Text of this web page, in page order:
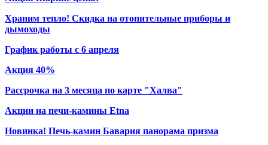
Храним тепло! Скидка на отопительные приборы и
дымоходы
График работы с 6 апреля
Акция 40%
Рассрочка на 3 месяца по карте "Халва"
Акции на печи-камины Etna
Новинка! Печь-камин Бавария панорама призма